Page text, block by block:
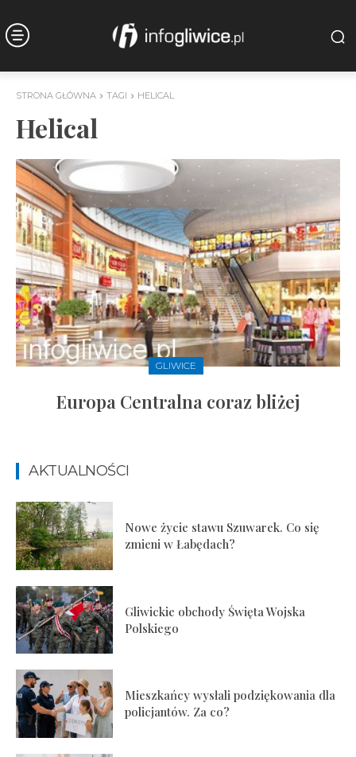
STRONA GŁÓWNA TAGI HELICAL
Helical
GLIWICE
Europa Centralna coraz bliżej
AKTUALNOŚCI
Nowe życie stawu Szuwarek. Co się
zmieni w Łabędach?
Gliwickie obchody Święta Wojska
Polskiego
Mieszkańcy wysłali podziękowania dla
policjantów. Za co?